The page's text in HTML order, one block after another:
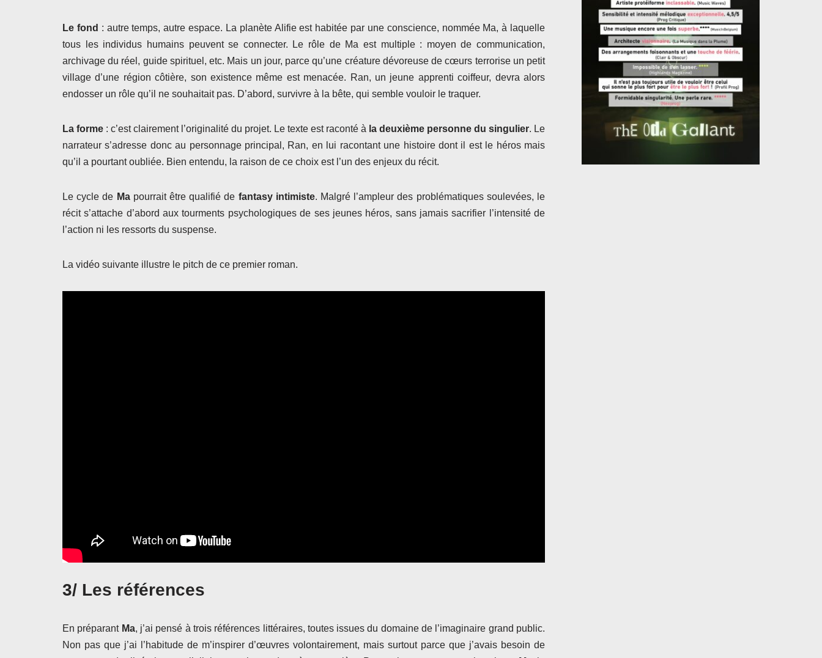
Le fond : autre temps, autre espace. La planète Alifie est habitée par une conscience, nommée Ma, à laquelle
tous les individus humains peuvent se connecter. Le rôle de Ma est multiple : moyen de communication,
archivage du réel, guide spirituel, etc. Mais un jour, parce qu’une créature dévoreuse de cœurs terrorise un petit
village d’une région côtière, son existence même est menacée. Ran, un jeune apprenti coiffeur, devra alors
endosser un rôle qu’il ne souhaitait pas. D’abord, survivre à la bête, qui semble vouloir le traquer.
La forme : c’est clairement l’originalité du projet. Le texte est raconté à la deuxième personne du singulier. Le
narrateur s’adresse donc au personnage principal, Ran, en lui racontant une histoire dont il est le héros mais
qu’il a pourtant oubliée. Bien entendu, la raison de ce choix est l’un des enjeux du récit.
Le cycle de Mapourrait être qualifié de fantasy intimiste. Malgré l’ampleur des problématiques soulevées, le
récit s’attache d’abord aux tourments psychologiques de ses jeunes héros, sans jamais sacrifier l’intensité de
l’action ni les ressorts du suspense.
La vidéo suivante illustre le pitch de ce premier roman.
3/ Les références
En préparant Ma, j’ai pensé à trois références littéraires, toutes issues du domaine de l’imaginaire grand public.
Non pas que j’ai l’habitude de m’inspirer d’œuvres volontairement, mais surtout parce que j’avais besoin de